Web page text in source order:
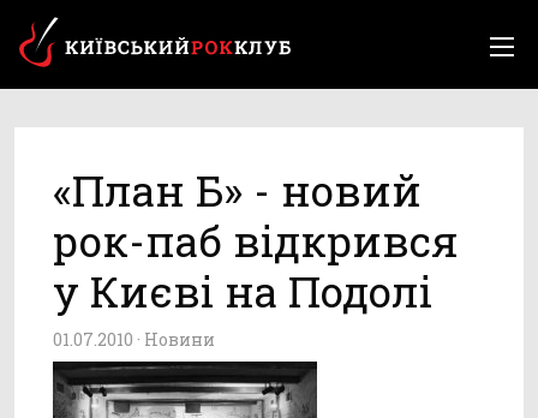
«План Б» - новий
рок-паб відкрився
у Києві на Подолі
01.07.2010 · Новини